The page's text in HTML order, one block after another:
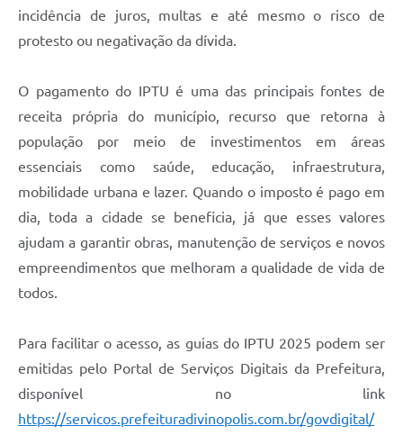
incidência de juros, multas e até mesmo o risco de
protesto ou negativação da dívida.
O pagamento do IPTU é uma das principais fontes de
receita própria do município, recurso que retorna à
população por meio de investimentos em áreas
essenciais como saúde, educação, infraestrutura,
mobilidade urbana e lazer. Quando o imposto é pago em
dia, toda a cidade se beneficia, já que esses valores
ajudam a garantir obras, manutenção de serviços e novos
empreendimentos que melhoram a qualidade de vida de
todos.
Para facilitar o acesso, as guias do IPTU 2025 podem ser
emitidas pelo Portal de Serviços Digitais da Prefeitura,
disponível no link
https://servicos.prefeituradivinopolis.com.br/govdigital/